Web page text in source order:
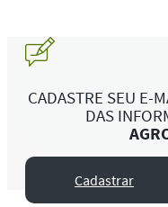
CADASTRE SEU E-
DAS
Cadastrar